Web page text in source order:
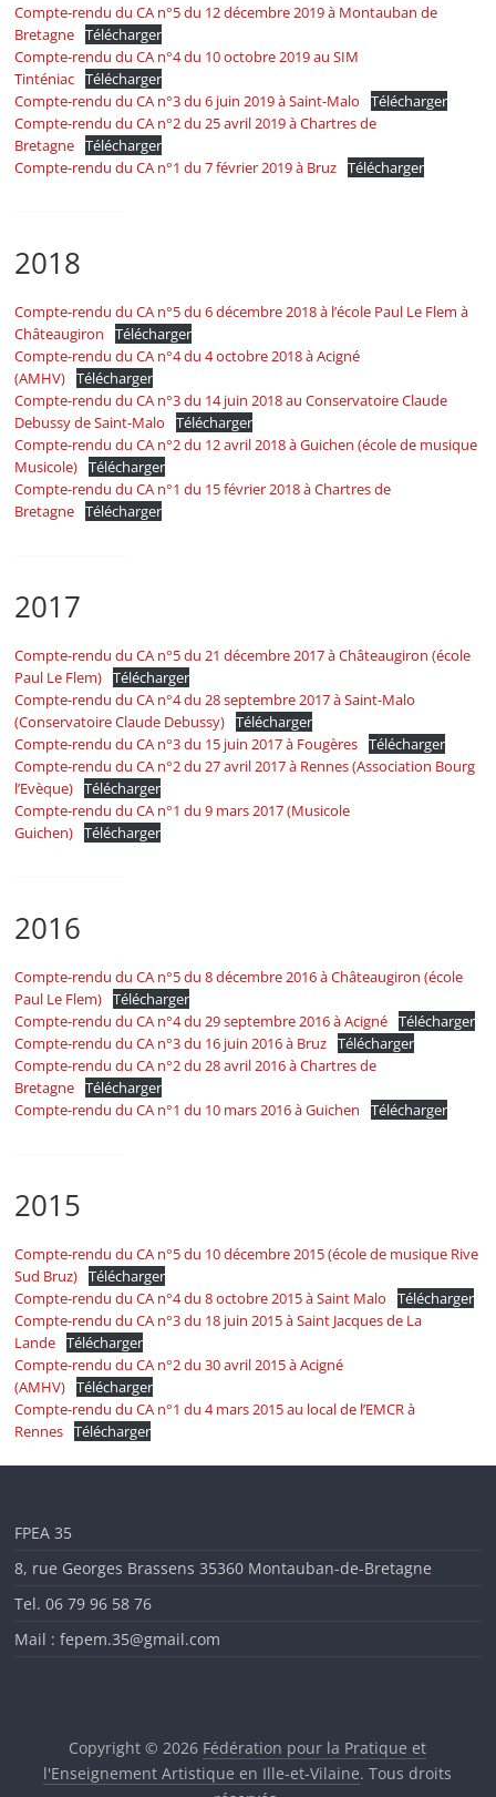
Compte-rendu du CA n°5 du 12 décembre 2019 à Montauban de
Bretagne Télécharger
Compte-rendu du CA n°4 du 10 octobre 2019 au SIM
Tinténiac Télécharger
Compte-rendu du CA n°3 du 6 juin 2019 à Saint-Malo
Télécharger
Compte-rendu du CA n°2 du 25 avril 2019 à Chartres de
Bretagne Télécharger
Compte-rendu du CA n°1 du 7 février 2019 à Bruz Télécharger
2018
Compte-rendu du CA n°5 du 6 décembre 2018 à l’école Paul Le Flem à
Châteaugiron
Télécharger
Compte-rendu du CA n°4 du 4 octobre 2018 à Acigné
(AMHV) Télécharger
Compte-rendu du CA n°3 du 14 juin 2018 au Conservatoire Claude
Debussy de Saint-Malo
Télécharger
Compte-rendu du CA n°2 du 12 avril 2018 à Guichen (école de musique
Musicole) Télécharger
Compte-rendu du CA n°1 du 15 février 2018 à Chartres de
Bretagne Télécharger
2017
Compte-rendu du CA n°5 du 21 décembre 2017 à Châteaugiron (école
Paul Le Flem) Télécharger
Compte-rendu du CA n°4 du 28 septembre 2017 à Saint-Malo
(Conservatoire Claude Debussy) Télécharger
Compte-rendu du CA n°3 du 15 juin 2017 à Fougères Télécharger
Compte-rendu du CA n°2 du 27 avril 2017 à Rennes (Association Bourg
l’Evèque) Télécharger
Compte-rendu du CA n°1 du 9 mars 2017 (Musicole
Guichen) Télécharger
2016
Compte-rendu du CA n°5 du 8 décembre 2016 à Châteaugiron (école
Paul Le Flem) Télécharger
Compte-rendu du CA n°4 du 29 septembre 2016 à Acigné Télécharger
Compte-rendu du CA n°3 du 16 juin 2016 à Bruz Télécharger
Compte-rendu du CA n°2 du 28 avril 2016 à Chartres de
Bretagne Télécharger
Compte-rendu du CA n°1 du 10 mars 2016 à Guichen
Télécharger
2015
Compte-rendu du CA n°5 du 10 décembre 2015 (école de musique Rive
Sud Bruz) Télécharger
Compte-rendu du CA n°4 du 8 octobre 2015 à Saint Malo
Télécharger
Compte-rendu du CA n°3 du 18 juin 2015 à Saint Jacques de La
Lande Télécharger
Compte-rendu du CA n°2 du 30 avril 2015 à Acigné
(AMHV) Télécharger
Compte-rendu du CA n°1 du 4 mars 2015 au local de l’EMCR à
Rennes Télécharger
FPEA 35
8, rue Georges Brassens 35360 Montauban-de-Bretagne
Tel. 06 79 96 58 76
Mail : fepem.35@gmail.com
Copyright © 2026 Fédération pour la Pratique et
l'Enseignement Artistique en Ille-et-Vilaine. Tous droits